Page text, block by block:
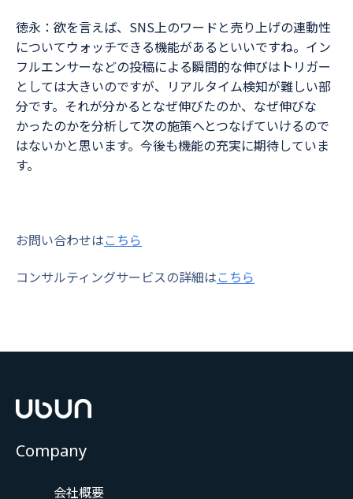
徳永：欲を言えば、SNS上のワードと売り上げの連動性
についてウォッチできる機能があるといいですね。イン
フルエンサーなどの投稿による瞬間的な伸びはトリガー
としては大きいのですが、リアルタイム検知が難しい部
分です。それが分かるとなぜ伸びたのか、なぜ伸びな
かったのかを分析して次の施策へとつなげていけるので
はないかと思います。今後も機能の充実に期待していま
す。
お問い合わせはこちら
コンサルティングサービスの詳細はこちら
Company
会社概要